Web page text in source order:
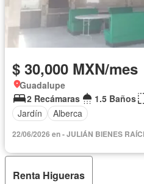
$ 30,000 MXN/mes
Guadalupe
2 Recámaras
1.5 Baños
Jardín
Alberca
22/06/2026 en - JULIÁN BIENES
Renta Higueras